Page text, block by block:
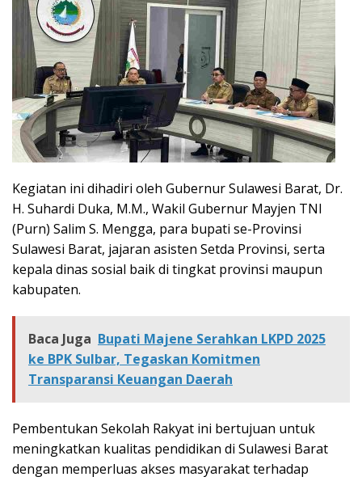
Kegiatan ini dihadiri oleh Gubernur Sulawesi Barat, Dr.
H. Suhardi Duka, M.M., Wakil Gubernur Mayjen TNI
(Purn) Salim S. Mengga, para bupati se-Provinsi
Sulawesi Barat, jajaran asisten Setda Provinsi, serta
kepala dinas sosial baik di tingkat provinsi maupun
kabupaten.
Baca Juga Bupati Majene Serahkan LKPD 2025
ke BPK Sulbar, Tegaskan Komitmen
Transparansi Keuangan Daerah
Pembentukan Sekolah Rakyat ini bertujuan untuk
meningkatkan kualitas pendidikan di Sulawesi Barat
dengan memperluas akses masyarakat terhadap